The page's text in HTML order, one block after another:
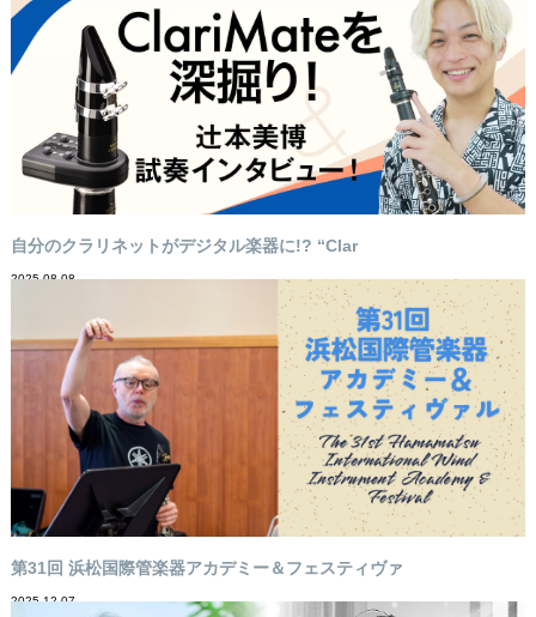
自分のクラリネットがデジタル楽器に!? “Clar
2025-08-08
第31回 浜松国際管楽器アカデミー＆フェスティヴァ
2025-12-07